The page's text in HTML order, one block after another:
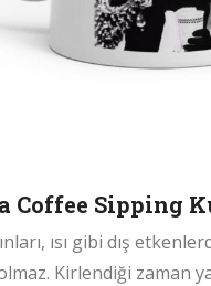
Coffee Sipping
ısı gibi dış
Kirlendiği zaman